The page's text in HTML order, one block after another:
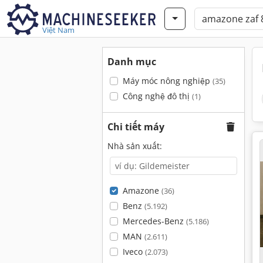
Việt Nam
Danh mục
Máy móc nông nghiệp (35)
Công nghệ đô thị (1)
Chi tiết máy
Nhà sản xuất:
Amazone (36)
Benz (5.192)
Mercedes-Benz (5.186)
MAN (2.611)
Iveco (2.073)